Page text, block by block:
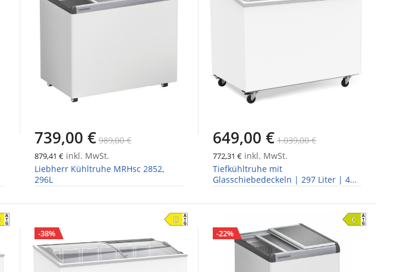
739,00 € 989,00 €
879,41 €inkl. MwSt.
Liebherr Kühltruhe MRHsc 2852,
296L
649,00 € 1.039,00 €
772,31 €inkl. MwSt.
Tiefkühltruhe mit
Glasschiebedeckeln | 297 Liter | 4
-38% -22%